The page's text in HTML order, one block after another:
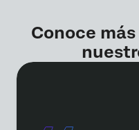
Conoce